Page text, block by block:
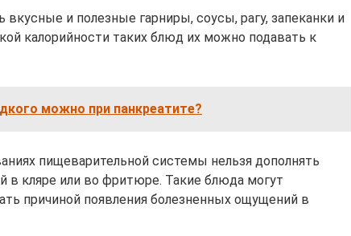
и полезные гарниры, соусы, рагу, запеканки и
калорийности таких блюд их можно подавать к
можно при панкреатите?
пищеварительной системы нельзя дополнять
в кляре или во фритюре. Такие блюда могут
причиной появления болезненных ощущений в